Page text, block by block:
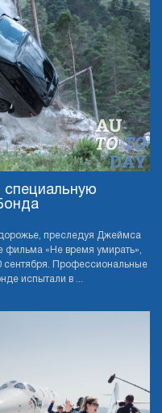
специальную
преследуя Джеймса
фильма «Не время умирать»,
сентября. Профессиональные
испытали в ...